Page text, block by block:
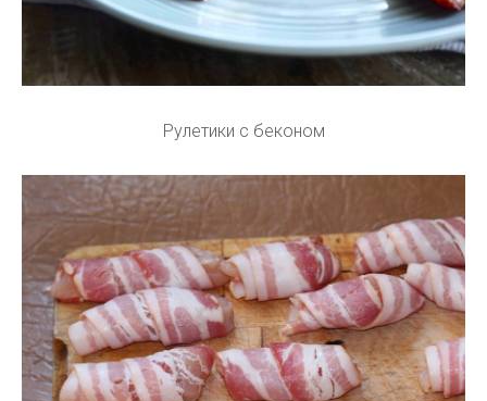
Рулетики с беконом